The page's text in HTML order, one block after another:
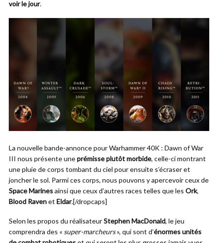
voir le jour.
La nouvelle bande-annonce pour Warhammer 40K : Dawn of War
III nous présente uneprémisse plutôt morbide, celle-ci montrant
une pluie de corps tombant du ciel pour ensuite s’écraser et
joncher le sol. Parmi ces corps, nous pouvons y apercevoir ceux de
Space Marinesainsi que ceux d’autres races telles que les Ork,
Blood Ravenet Eldar.[/dropcaps]
Selon les propos du réalisateurStephen MacDonald, le jeu
comprendra des « super-marcheurs», qui sont d’énormes unités